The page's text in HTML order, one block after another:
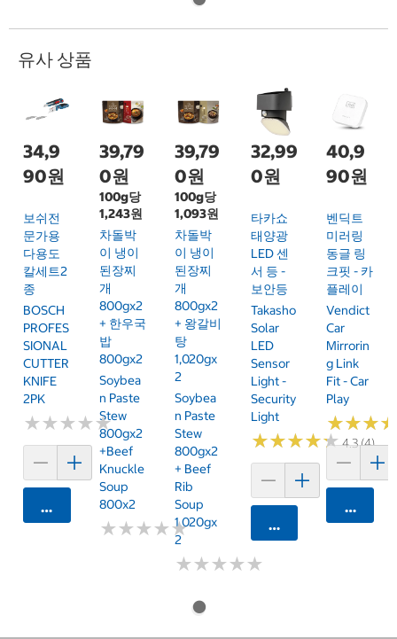
유사 상품
34,9
90원
보쉬전
문가용
다용도
칼세트2
종
BOSCH
PROFES
SIONAL
CUTTER
KNIFE
2PK
★★★★★
★★★★★
카트에 담기
39,79
0원
100g당
1,243원
차돌박
이 냉이
된장찌
개
800gx2
+ 한우국
밥
800gx2
Soybea
N Paste
Stew
800gx2
+Beef
Knuckle
Soup
800x2
★★★★★
★★★★★
39,79
0원
100g당
1,093원
차돌박
이 냉이
된장찌
개
800gx2
+ 왕갈비
탕
1,020gx
2
Soybea
N Paste
Stew
800gx2
+ Beef
Rib
Soup
1,020gx
2
★★★★★
★★★★★
32,99
0원
타카쇼
태양광
LED 센
서 등 -
보안등
Takasho
Solar
LED
Sensor
Light -
Security
Light
★★★★★
★★★★★4.3 (4)
카트에 담기
40,9
90원
벤딕트
미러링
동글 링
크핏 - 카
플레이
Vendict
Car
Mirrorin
G Link
Fit - Car
Play
★★★
★★★
카트에